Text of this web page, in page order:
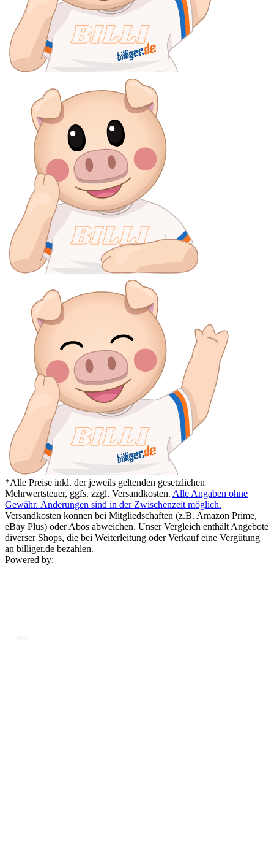
*Alle Preise inkl. der jeweils geltenden gesetzlichen
Mehrwertsteuer, ggfs. zzgl. Versandkosten. Alle Angaben ohne
Gewähr. Änderungen sind in der Zwischenzeit möglich.
Versandkosten können bei Mitgliedschaften (z.B. Amazon Prime,
eBay Plus) oder Abos abweichen. Unser Vergleich enthält Angebote
diverser Shops, die bei Weiterleitung oder Verkauf eine Vergütung
an billiger.de bezahlen.
Powered by: